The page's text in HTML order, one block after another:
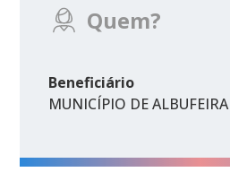
Quem?
Beneficiário
MUNICÍPIO DE ALBUFEIRA